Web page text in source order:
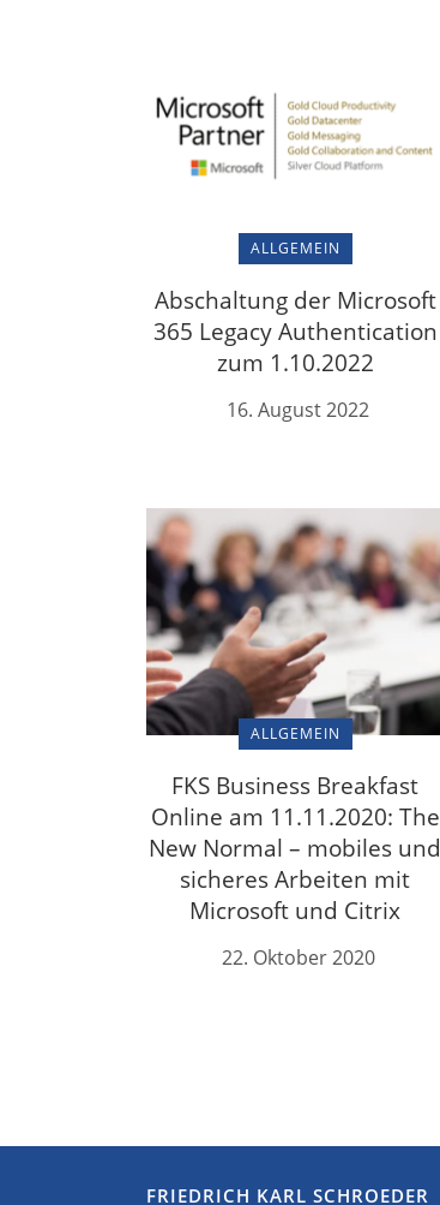
ALLGEMEIN
Abschaltung der Microsoft
365 Legacy Authentication
zum 1.10.2022
16. August 2022
ALLGEMEIN
FKS Business Breakfast
Online am 11.11.2020: The
New Normal – mobiles und
sicheres Arbeiten mit
Microsoft und Citrix
22. Oktober 2020
FRIEDRICH KARL SCHROEDER